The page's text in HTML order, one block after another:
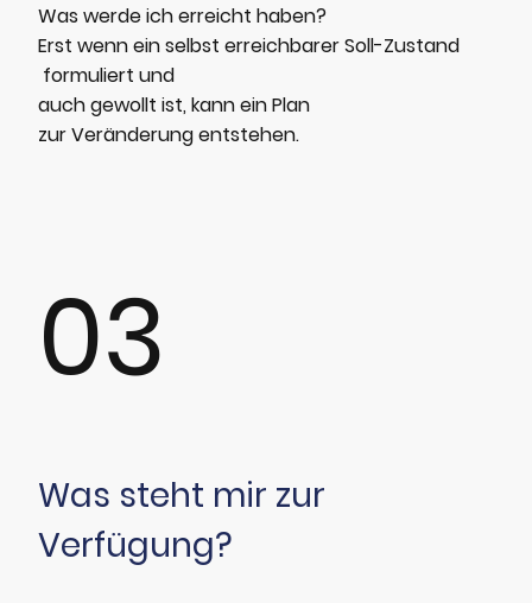
Was werde ich erreicht haben?
Erst wenn ein selbst erreichbarer Soll-Zustand
formuliert und
auch gewollt ist, kann ein Plan
zur Veränderung entstehen.
03
Was steht mir zur
Verfügung?